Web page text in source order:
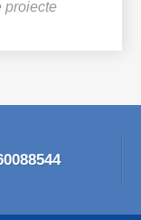
proiecte